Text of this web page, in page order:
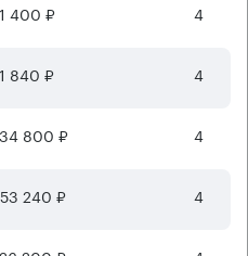
400 ₽ 4
840 ₽ 4
800 ₽ 4
240 ₽ 4